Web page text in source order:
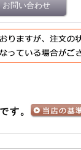
お問い合わせ